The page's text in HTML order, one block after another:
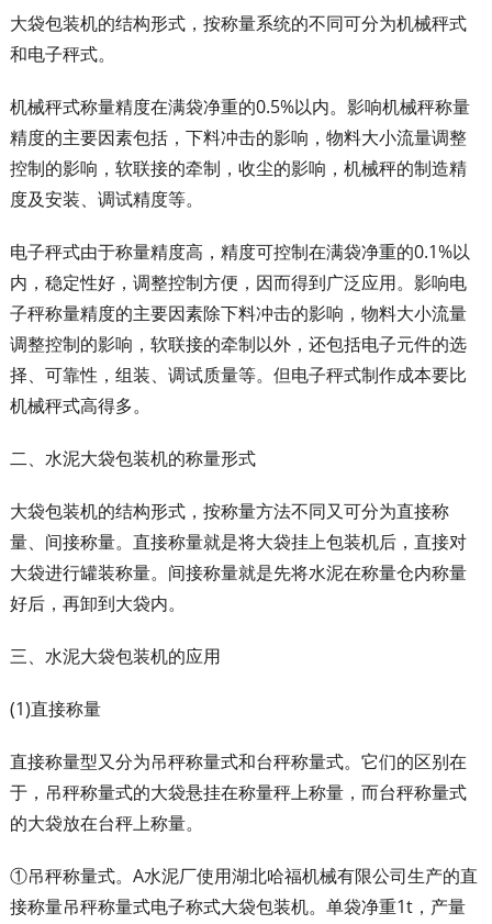
大袋包装机的结构形式，按称量系统的不同可分为机械秤式
和电子秤式。
机械秤式称量精度在满袋净重的0.5%以内。影响机械秤称量
精度的主要因素包括，下料冲击的影响，物料大小流量调整
控制的影响，软联接的牵制，收尘的影响，机械秤的制造精
度及安装、调试精度等。
电子秤式由于称量精度高，精度可控制在满袋净重的0.1%以
内，稳定性好，调整控制方便，因而得到广泛应用。影响电
子秤称量精度的主要因素除下料冲击的影响，物料大小流量
调整控制的影响，软联接的牵制以外，还包括电子元件的选
择、可靠性，组装、调试质量等。但电子秤式制作成本要比
机械秤式高得多。
二、水泥大袋包装机的称量形式
大袋包装机的结构形式，按称量方法不同又可分为直接称
量、间接称量。直接称量就是将大袋挂上包装机后，直接对
大袋进行罐装称量。间接称量就是先将水泥在称量仓内称量
好后，再卸到大袋内。
三、水泥大袋包装机的应用
(1)直接称量
直接称量型又分为吊秤称量式和台秤称量式。它们的区别在
于，吊秤称量式的大袋悬挂在称量秤上称量，而台秤称量式
的大袋放在台秤上称量。
①吊秤称量式。A水泥厂使用湖北哈福机械有限公司生产的直
接称量吊秤称量式电子称式大袋包装机。单袋净重1t，产量